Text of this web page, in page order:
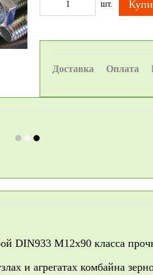
шт.
Доставка Оплата
DIN933 М12х90 класса
и агрегатах комбайна